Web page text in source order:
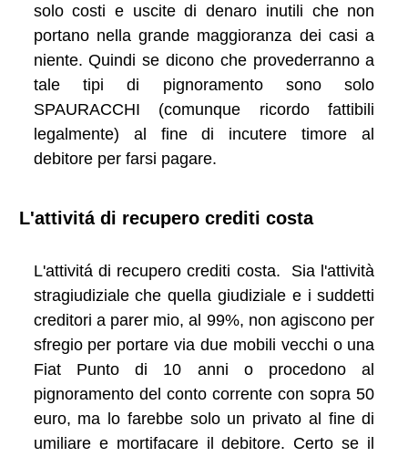
solo costi e uscite di denaro inutili che non
portano nella grande maggioranza dei casi a
niente. Quindi se dicono che provederranno a
tale tipi di pignoramento sono solo
SPAURACCHI (comunque ricordo fattibili
legalmente) al fine di incutere timore al
debitore per farsi pagare.
L'attivitá di recupero crediti costa
L'attivitá di recupero crediti costa. Sia l'attività
stragiudiziale che quella giudiziale e i suddetti
creditori a parer mio, al 99%, non agiscono per
sfregio per portare via due mobili vecchi o una
Fiat Punto di 10 anni o procedono al
pignoramento del conto corrente con sopra 50
euro, ma lo farebbe solo un privato al fine di
umiliare e mortifacare il debitore. Certo se il